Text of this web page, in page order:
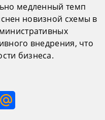
медленный темп
новизной схемы в
внедрения, что
бизнеса.